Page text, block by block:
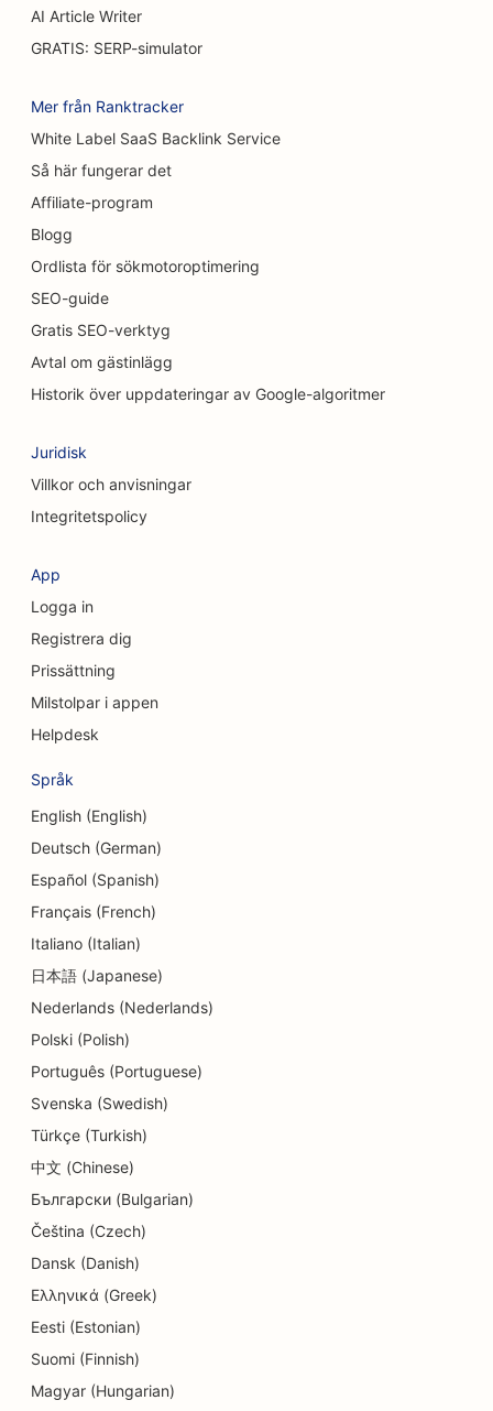
SEO för konditorier
SEO för restauranger med avslappnad mat
SEO för matt- och golvbutiker
SEO för biltvättar
SEO för städtjänster
SEO för kiropraktorer
SEO för kattkaféer
SEO för Chemical Peel-tjänster
SEO för klädbutiker
SEO för kraniofaciala kirurger
SEO för kaféer
SEO för konsultföretag
SEO för delikatessbutiker
SEO för skuldrådgivningstjänster
SEO för dansstudios
SEO för Dermabrasionstjänster
SEO för tandläkarmottagningar
SEO för detaljhandelsbutiker
SEO för matgäster
SEO för utbildnings- och barnomsorgstjänster
SEO för donutbutiker
SEO för kemtvättar
SEO för elektriker
SEO för ingenjörsbyråer
SEO för endodontister
AI Article Writer
GRATIS: SERP-simulator
Mer från Ranktracker
White Label SaaS Backlink Service
Så här fungerar det
Affiliate-program
Blogg
Ordlista för sökmotoroptimering
SEO-guide
Gratis SEO-verktyg
Avtal om gästinlägg
Historik över uppdateringar av Google-algoritmer
Juridisk
Villkor och anvisningar
Integritetspolicy
App
Logga in
Registrera dig
Prissättning
Milstolpar i appen
Helpdesk
Språk
English (English)
Deutsch (German)
Español (Spanish)
Français (French)
Italiano (Italian)
日本語 (Japanese)
Nederlands (Nederlands)
Polski (Polish)
Português (Portuguese)
Svenska (Swedish)
Türkçe (Turkish)
中文 (Chinese)
Български (Bulgarian)
Čeština (Czech)
Dansk (Danish)
Ελληνικά (Greek)
Eesti (Estonian)
Suomi (Finnish)
Magyar (Hungarian)